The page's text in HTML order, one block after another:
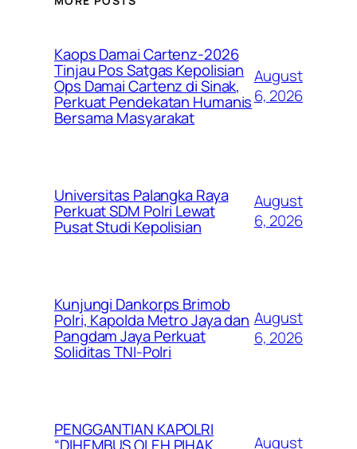
Kaops Damai Cartenz-2026
Tinjau Pos Satgas Kepolisian
Ops Damai Cartenz di Sinak,
Perkuat Pendekatan Humanis
Bersama Masyarakat
August
6, 2026
Universitas Palangka Raya
Perkuat SDM Polri Lewat
Pusat Studi Kepolisian
August
6, 2026
Kunjungi Dankorps Brimob
Polri, Kapolda Metro Jaya dan
Pangdam Jaya Perkuat
Soliditas TNI-Polri
August
6, 2026
PENGGANTIAN KAPOLRI
August